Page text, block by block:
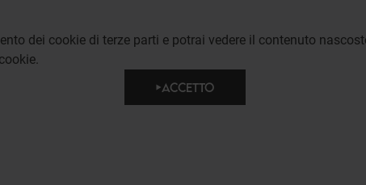
dei cookie di terze parti e potrai vedere il contenuto
ACCETTO